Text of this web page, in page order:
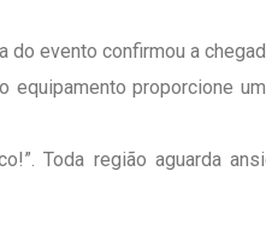
do evento confirmou a
proporcione
Toda região aguarda